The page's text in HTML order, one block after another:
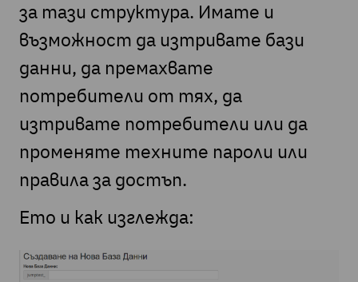
за тази структура. Имате и
възможност да изтривате бази
данни, да премахвате
потребители от тях, да
изтривате потребители или да
променяте техните пароли или
правила за достъп.
Ето и как изглежда: